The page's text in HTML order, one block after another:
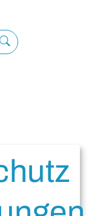
Suche